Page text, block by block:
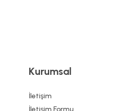
Kurumsal
İletişim
İletişim Formu